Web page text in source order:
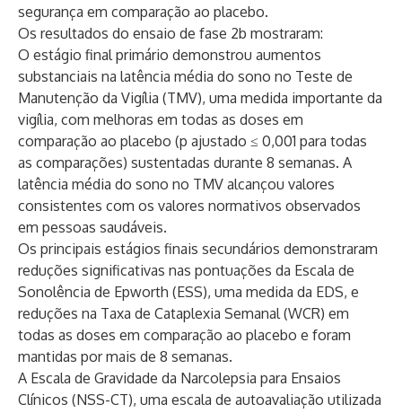
segurança em comparação ao placebo.
Os resultados do ensaio de fase 2b mostraram:
O estágio final primário demonstrou aumentos
substanciais na latência média do sono no Teste de
Manutenção da Vigília (TMV), uma medida importante da
vigília, com melhoras em todas as doses em
comparação ao placebo (p ajustado ≤ 0,001 para todas
as comparações) sustentadas durante 8 semanas. A
latência média do sono no TMV alcançou valores
consistentes com os valores normativos observados
em pessoas saudáveis.
Os principais estágios finais secundários demonstraram
reduções significativas nas pontuações da Escala de
Sonolência de Epworth (ESS), uma medida da EDS, e
reduções na Taxa de Cataplexia Semanal (WCR) em
todas as doses em comparação ao placebo e foram
mantidas por mais de 8 semanas.
A Escala de Gravidade da Narcolepsia para Ensaios
Clínicos (NSS-CT), uma escala de autoavaliação utilizada